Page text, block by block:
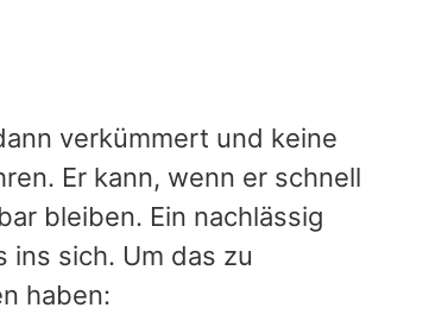
verkümmert und keine
Er kann, wenn er schnell
bleiben. Ein nachlässig
ins sich. Um das zu
haben: